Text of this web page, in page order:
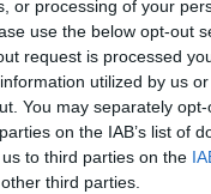
or processing of your
use the below opt-out
request is processed
utilized by us
You may separately
on the IAB’s list of
to third parties on the
third parties.
ihåg mig
Glömt ditt lösenord?
Få ny aktiveringslänk
är gratis!